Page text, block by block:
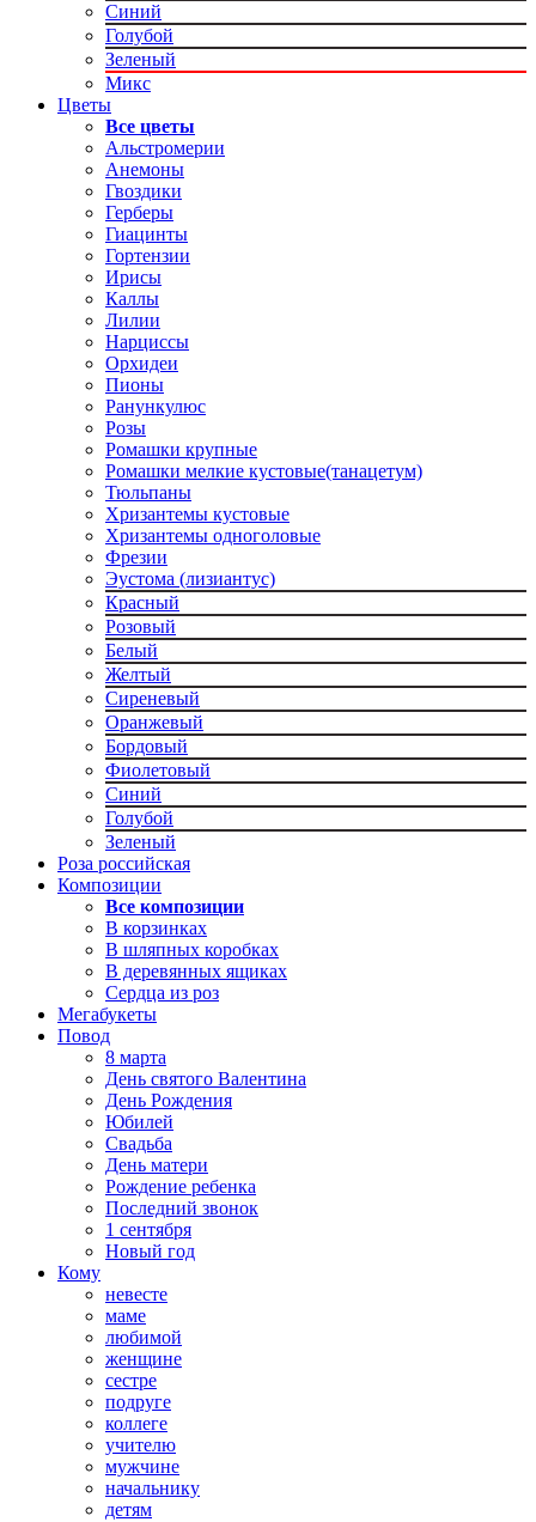
Синий
Голубой
Зеленый
Микс
Цветы
Все цветы
Альстромерии
Анемоны
Гвоздики
Герберы
Гиацинты
Гортензии
Ирисы
Каллы
Лилии
Нарциссы
Орхидеи
Пионы
Ранункулюс
Розы
Ромашки крупные
Ромашки мелкие кустовые(танацетум)
Тюльпаны
Хризантемы кустовые
Хризантемы одноголовые
Фрезии
Эустома (лизиантус)
Красный
Розовый
Белый
Желтый
Сиреневый
Оранжевый
Бордовый
Фиолетовый
Синий
Голубой
Зеленый
Роза российская
Композиции
Все композиции
В корзинках
В шляпных коробках
В деревянных ящиках
Сердца из роз
Мегабукеты
Повод
8 марта
День святого Валентина
День Рождения
Юбилей
Свадьба
День матери
Рождение ребенка
Последний звонок
1 сентября
Новый год
Кому
невесте
маме
любимой
женщине
сестре
подруге
коллеге
учителю
мужчине
начальнику
детям